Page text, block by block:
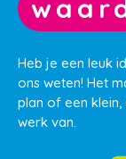
Heb je een leuk
ons weten! Het
plan of een
werk van.